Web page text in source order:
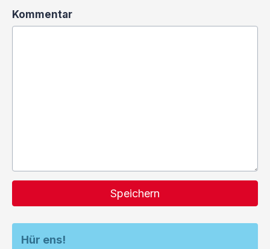
Kommentar
Speichern
Hür ens!